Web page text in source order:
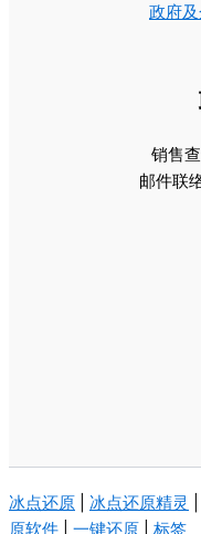
政府
销售
邮件联
冰点还原 冰点还原精灵
原软件
一键还原 标签